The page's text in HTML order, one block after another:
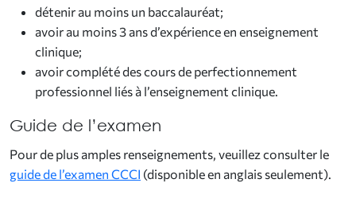
détenir au moins un baccalauréat;
avoir au moins 3 ans d’expérience en enseignement
clinique;
avoir complété des cours de perfectionnement
professionnel liés à l’enseignement clinique.
Guide de l’examen
Pour de plus amples renseignements, veuillez consulter le
guide de l’examen CCCI (disponible en anglais seulement).